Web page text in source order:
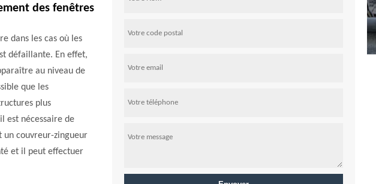
des fenêtres
dans les cas où les
défaillante. En effet,
au niveau de
que les
plus
est nécessaire de
un couvreur-zingueur
et il peut effectuer